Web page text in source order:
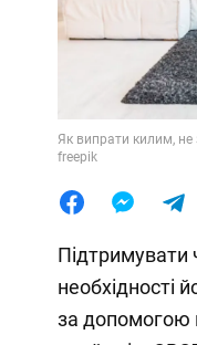
Життя
Як випрати килим,
freepik
Підтримувати
необхідності
за допомогою